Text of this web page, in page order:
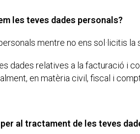
les teves dades personals?
mentre no ens sol·licitis la
dades relatives a la facturació i
en matèria civil, fiscal i
al tractament de les teves